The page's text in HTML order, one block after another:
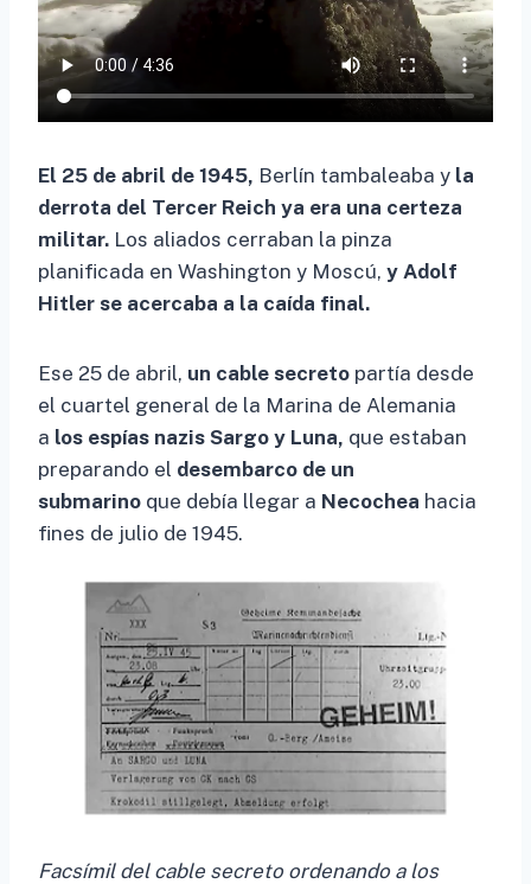
El 25 de abril de 1945, Berlín tambaleaba y la
derrota del Tercer Reich ya era una certeza
militar. Los aliados cerraban la pinza
planificada en Washington y Moscú, y Adolf
Hitler se acercaba a la caída final.
Ese 25 de abril, un cable secreto partía desde
el cuartel general de la Marina de Alemania
a los espías nazis Sargo y Luna, que estaban
preparando el desembarco de un
submarino que debía llegar a Necochea hacia
fines de julio de 1945.
Facsímil del cable secreto ordenando a los